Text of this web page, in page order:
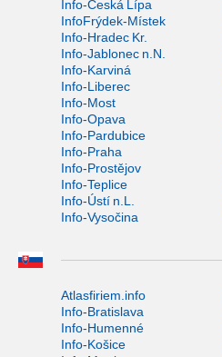
Info-Česká Lípa
InfoFrýdek-Místek
Info-Hradec Kr.
Info-Jablonec n.N.
Info-Karviná
Info-Liberec
Info-Most
Info-Opava
Info-Pardubice
Info-Praha
Info-Prostějov
Info-Teplice
Info-Ústí n.L.
Info-Vysočina
Atlasfiriem.info
Info-Bratislava
Info-Humenné
Info-Košice